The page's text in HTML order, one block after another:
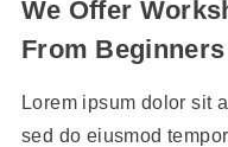
We Offer
From
Lorem ipsum dolor sit
sed do eiusmod